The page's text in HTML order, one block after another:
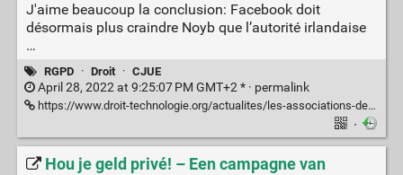
J'aime beaucoup la conclusion: Facebook doit
désormais plus craindre Noyb que l’autorité irlandaise
…
RGPD · Droit · CJUE
April 28, 2022 at 9:25:07 PM GMT+2 * · permalink
https://www.droit-technologie.org/actualites/les-associations-de-consommateurs-vont-devenir-les-gendarmes-du-rgpd/
·
Hou je geld privé! – Een campagne van